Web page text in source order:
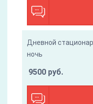
Дневной
ночь
9500 руб.